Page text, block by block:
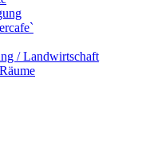
/ Landwirtschaft